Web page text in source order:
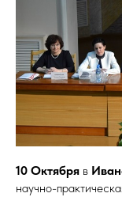
10 Октября в
научно-